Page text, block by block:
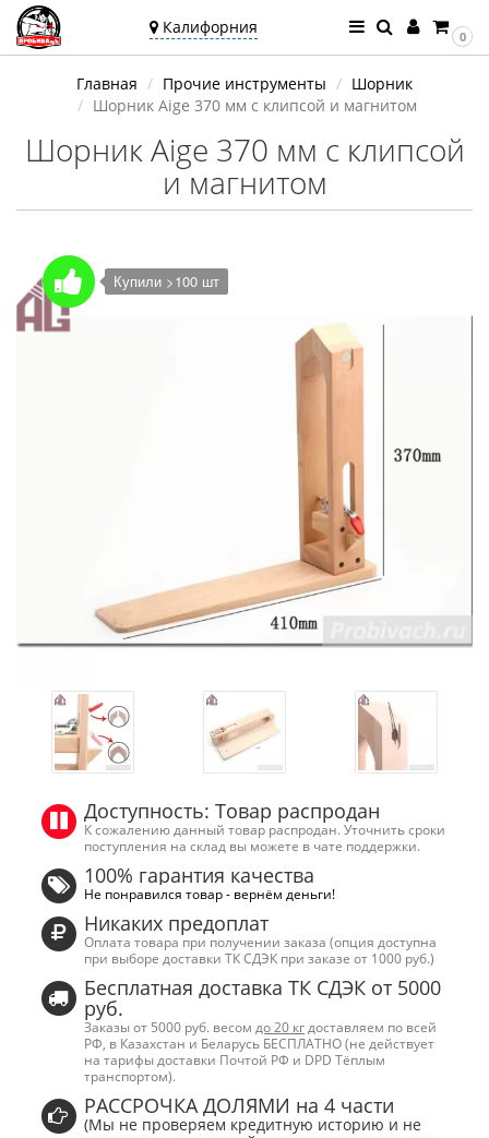
Калифорния
Калифорния
Угадали?
0
Главная Прочие инструменты
Шорник
Шорник Aige 370 мм с клипсой и магнитом
Шорник Aige 370 мм с клипсой
и магнитом
Купили >100 шт
Доступность: Товар распродан
К сожалению данный товар распродан. Уточнить сроки
поступления на склад вы можете в чате поддержки.
100% гарантия качества
Не понравился товар - вернём деньги!
Никаких предоплат
Оплата товара при получении заказа (опция доступна
при выборе доставки ТК СДЭК при заказе от 1000 руб.)
Бесплатная доставка ТК СДЭК от 5000
руб.
Заказы от 5000 руб. весом до 20 кг доставляем по всей
РФ, в Казахстан и Беларусь БЕСПЛАТНО (не действует
на тарифы доставки Почтой РФ и DPD Тёплым
транспортом).
РАССРОЧКА ДОЛЯМИ на 4 части
(Мы не проверяем кредитную историю и не